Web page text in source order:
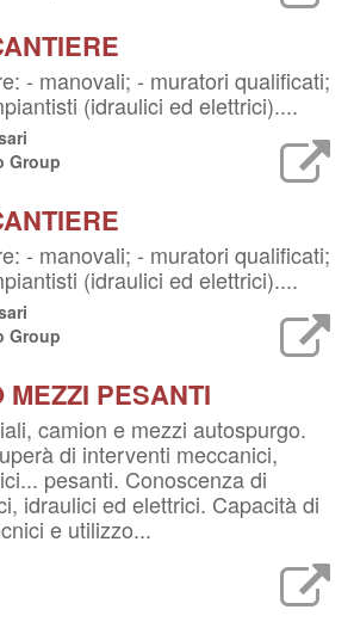
- manovali; - muratori qualificati;
(idraulici ed elettrici)....
Group
- manovali; - muratori qualificati;
(idraulici ed elettrici)....
Group
MEZZI PESANTI
camion e mezzi autospurgo.
di interventi meccanici,
pesanti. Conoscenza di
idraulici ed elettrici. Capacità di
e utilizzo...